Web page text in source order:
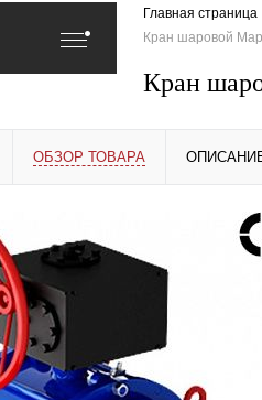
Главная страница
Кран шаровой
Кран
ОБЗОР ТОВАРА